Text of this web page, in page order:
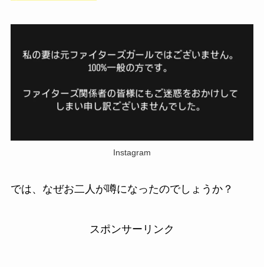
Instagram
では、なぜお二人が噂になったのでしょうか？
スポンサーリンク